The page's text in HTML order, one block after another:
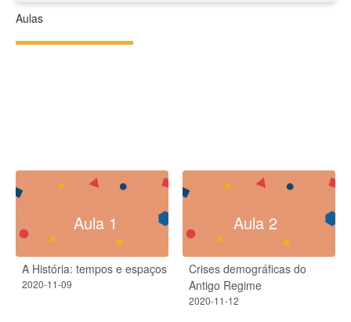
Aulas
Aula 1
A História: tempos e espaços
2020-11-09
Aula 2
Crises demográficas do
Antigo Regime
2020-11-12